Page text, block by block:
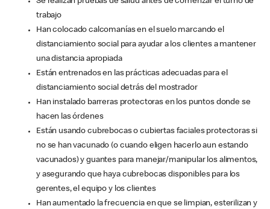
trabajo
Han colocado calcomanías en el suelo marcando el
distanciamiento social para ayudar a los clientes a mantener
una distancia apropiada
Están entrenados en las prácticas adecuadas para el
distanciamiento social detrás del mostrador
Han instalado barreras protectoras en los puntos donde se
hacen las órdenes
Están usando cubrebocas o cubiertas faciales protectoras si
no se han vacunado (o cuando eligen hacerlo aun estando
vacunados) y guantes para manejar/manipular los alimentos,
y asegurando que haya cubrebocas disponibles para los
gerentes, el equipo y los clientes
Han aumentado la frecuencia en que se limpian, esterilizan y